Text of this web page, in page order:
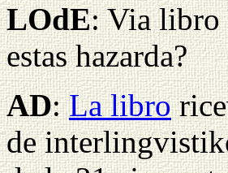
LOdE: Via libro
estas hazarda?
AD:La libro
de